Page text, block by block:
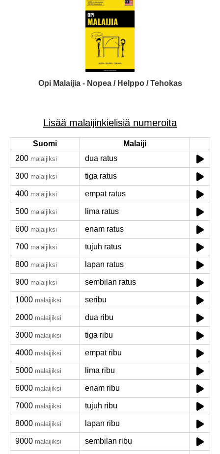
Opi Malaijia - Nopea / Helppo / Tehokas
Lisää malaijinkielisiä numeroita
Suomi
Malaiji
200 malaijiksi dua ratus
300 malaijiksi tiga ratus
400 malaijiksi empat ratus
500 malaijiksi lima ratus
600 malaijiksi enam ratus
700 malaijiksi tujuh ratus
800 malaijiksi lapan ratus
900 malaijiksi sembilan ratus
1000 malaijiksi seribu
2000 malaijiksi dua ribu
3000 malaijiksi tiga ribu
4000 malaijiksi empat ribu
5000 malaijiksi lima ribu
6000 malaijiksi enam ribu
7000 malaijiksi tujuh ribu
8000 malaijiksi lapan ribu
9000 malaijiksi sembilan ribu